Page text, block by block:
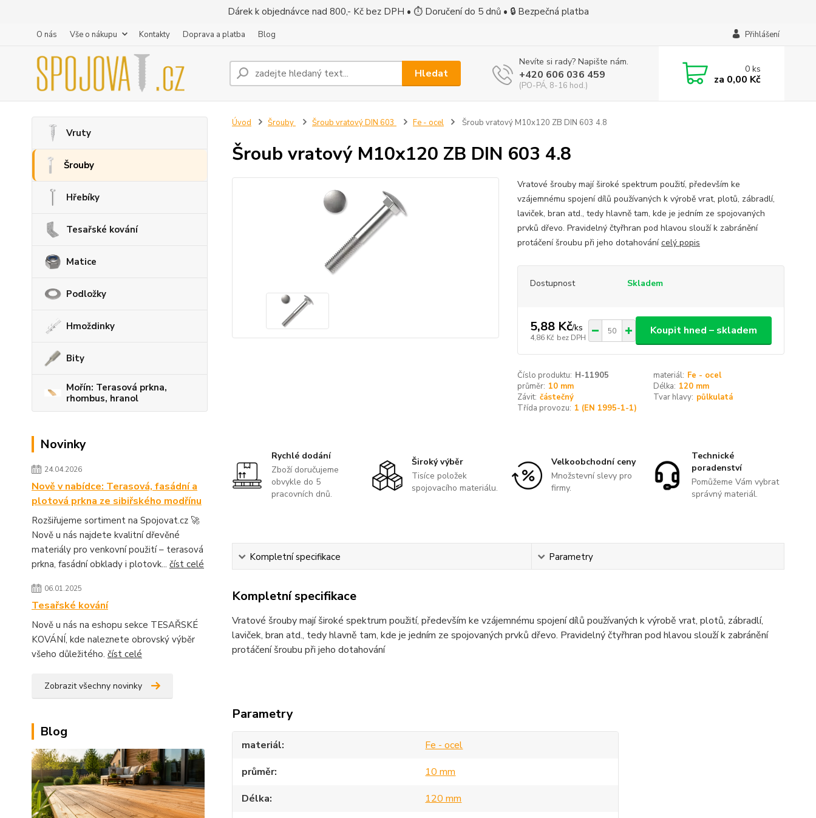
Dárek k objednávce nad 800,- Kč bez DPH • ⏱ Doručení do 5 dnů • 🔒 Bezpečná platba
O nás Vše o nákupu Kontakty Doprava a platba Blog Přihlášení
Hledat
Nevíte si rady? Napište nám.
+420 606 036 459
(PO-PÁ, 8-16 hod.)
0ks
za 0,00 Kč
Vruty
Šrouby
Hřebíky
Tesařské kování
Matice
Podložky
Hmoždinky
Bity
Mořín: Terasová prkna,
rhombus, hranol
Novinky
24.04.2026
Nově v nabídce: Terasová, fasádní a
plotová prkna ze sibiřského modřínu
Rozšiřujeme sortiment na Spojovat.cz 🚀
Nově u nás najdete kvalitní dřevěné
materiály pro venkovní použití – terasová
prkna, fasádní obklady i plotovk... číst celé
06.01.2025
Tesařské kování
Nově u nás na eshopu sekce TESAŘSKÉ
KOVÁNÍ, kde naleznete obrovský výběr
všeho důležitého. číst celé
Zobrazit všechny novinky
Blog
Úvod Šrouby Šroub vratový DIN 603 Fe - ocel Šroub vratový M10x120 ZB DIN 603 4.8
Šroub vratový M10x120 ZB DIN 603 4.8
Vratové šrouby mají široké spektrum použití, především ke
vzájemnému spojení dílů používaných k výrobě vrat, plotů, zábradlí,
laviček, bran atd., tedy hlavně tam, kde je jedním ze spojovaných
prvků dřevo. Pravidelný čtyřhran pod hlavou slouží k zabránění
protáčení šroubu při jeho dotahovánícelý popis
Dostupnost Skladem
5,88 Kč/ks
4,86 Kč bez DPH
Koupit hned – skladem
Číslo produktu: H-11905 materiál: Fe - ocel
průměr: 10 mm Délka: 120 mm
Závit: částečný Tvar hlavy: půlkulatá
Třída provozu: 1 (EN 1995-1-1)
Rychlé dodání
Zboží doručujeme
obvykle do 5
pracovních dnů.
Široký výběr
Tisíce položek
spojovacího materiálu.
Velkoobchodní ceny
Množstevní slevy pro
firmy.
Technické
poradenství
Pomůžeme Vám vybrat
správný materiál.
Kompletní specifikace Parametry
Kompletní specifikace
Vratové šrouby mají široké spektrum použití, především ke vzájemnému spojení dílů používaných k výrobě vrat, plotů, zábradlí,
laviček, bran atd., tedy hlavně tam, kde je jedním ze spojovaných prvků dřevo. Pravidelný čtyřhran pod hlavou slouží k zabránění
protáčení šroubu při jeho dotahování
Parametry
materiál
Fe - ocel
průměr
10 mm
Délka
120 mm